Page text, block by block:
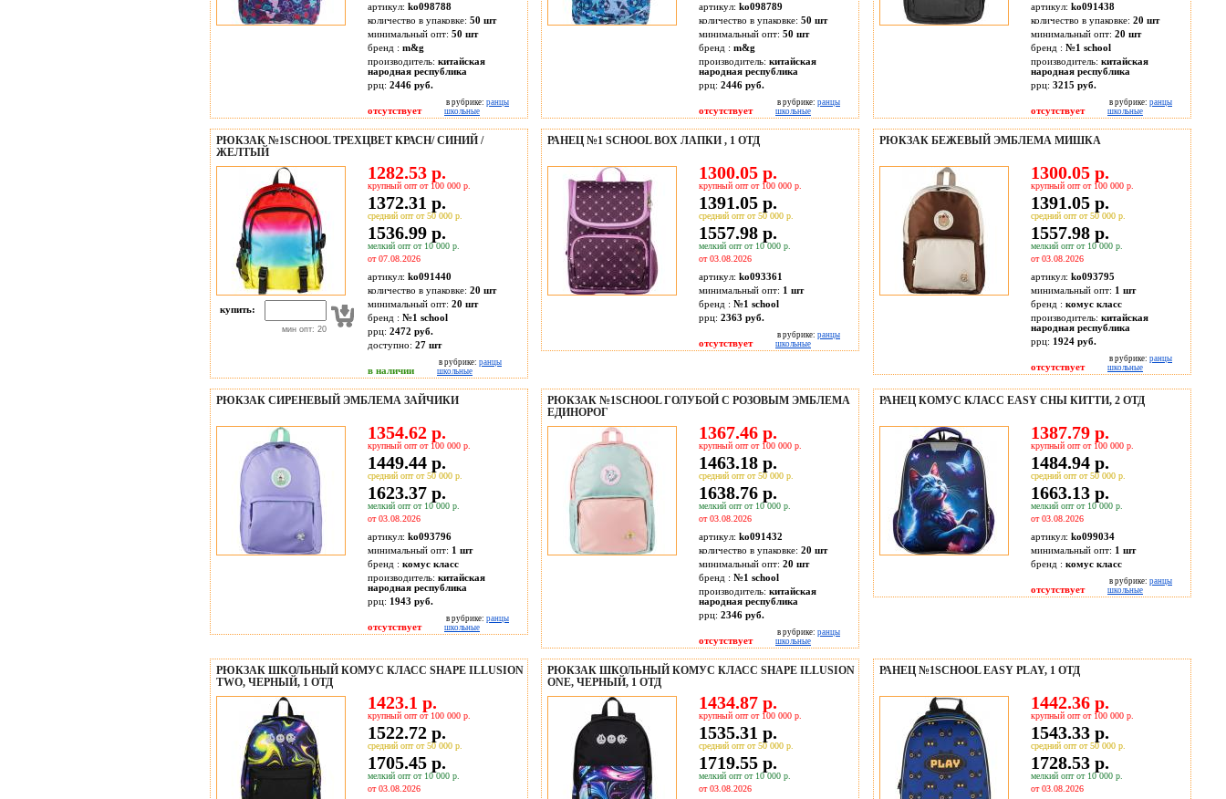
артикул: ko098788
количество в упаковке: 50 шт
минимальный опт: 50 шт
бренд : m&g
производитель: китайская
народная республика
ррц: 2446 руб.
отсутствует
в рубрике: ранцы
школьные
артикул: ko098789
количество в упаковке: 50 шт
минимальный опт: 50 шт
бренд : m&g
производитель: китайская
народная республика
ррц: 2446 руб.
отсутствует
в рубрике: ранцы
школьные
артикул: ko091438
количество в упаковке: 20 шт
минимальный опт: 20 шт
бренд : №1 school
производитель: китайская
народная республика
ррц: 3215 руб.
отсутствует
в рубрике: ранцы
школьные
РЮКЗАК №1SCHOOL ТРЕХЦВЕТ КРАСН/ СИНИЙ /
ЖЕЛТЫЙ
купить:
мин опт: 20
1282.53 р.
крупный опт от 100 000 р.
1372.31 р.
средний опт от 50 000 р.
1536.99 р.
мелкий опт от 10 000 р.
от 07.08.2026
артикул: ko091440
количество в упаковке: 20 шт
минимальный опт: 20 шт
бренд : №1 school
ррц: 2472 руб.
доступно: 27 шт
в наличии
в рубрике: ранцы
школьные
РАНЕЦ №1 SCHOOL ВOX ЛАПКИ , 1 ОТД
1300.05 р.
крупный опт от 100 000 р.
1391.05 р.
средний опт от 50 000 р.
1557.98 р.
мелкий опт от 10 000 р.
от 03.08.2026
артикул: ko093361
минимальный опт: 1 шт
бренд : №1 school
ррц: 2363 руб.
отсутствует
в рубрике: ранцы
школьные
РЮКЗАК БЕЖЕВЫЙ ЭМБЛЕМА МИШКА
1300.05 р.
крупный опт от 100 000 р.
1391.05 р.
средний опт от 50 000 р.
1557.98 р.
мелкий опт от 10 000 р.
от 03.08.2026
артикул: ko093795
минимальный опт: 1 шт
бренд : комус класс
производитель: китайская
народная республика
ррц: 1924 руб.
отсутствует
в рубрике: ранцы
школьные
РЮКЗАК СИРЕНЕВЫЙ ЭМБЛЕМА ЗАЙЧИКИ
1354.62 р.
крупный опт от 100 000 р.
1449.44 р.
средний опт от 50 000 р.
1623.37 р.
мелкий опт от 10 000 р.
от 03.08.2026
артикул: ko093796
минимальный опт: 1 шт
бренд : комус класс
производитель: китайская
народная республика
ррц: 1943 руб.
отсутствует
в рубрике: ранцы
школьные
РЮКЗАК №1SCHOOL ГОЛУБОЙ С РОЗОВЫМ ЭМБЛЕМА
ЕДИНОРОГ
1367.46 р.
крупный опт от 100 000 р.
1463.18 р.
средний опт от 50 000 р.
1638.76 р.
мелкий опт от 10 000 р.
от 03.08.2026
артикул: ko091432
количество в упаковке: 20 шт
минимальный опт: 20 шт
бренд : №1 school
производитель: китайская
народная республика
ррц: 2346 руб.
отсутствует
в рубрике: ранцы
школьные
РАНЕЦ КОМУС КЛАСС EASY СНЫ КИТТИ, 2 ОТД
1387.79 р.
крупный опт от 100 000 р.
1484.94 р.
средний опт от 50 000 р.
1663.13 р.
мелкий опт от 10 000 р.
от 03.08.2026
артикул: ko099034
минимальный опт: 1 шт
бренд : комус класс
отсутствует
в рубрике: ранцы
школьные
РЮКЗАК ШКОЛЬНЫЙ КОМУС КЛАСС SHAPE ILLUSION
TWO, ЧЕРНЫЙ, 1 ОТД
1423.1 р.
крупный опт от 100 000 р.
1522.72 р.
средний опт от 50 000 р.
1705.45 р.
мелкий опт от 10 000 р.
от 03.08.2026
РЮКЗАК ШКОЛЬНЫЙ КОМУС КЛАСС SHAPE ILLUSION
ONE, ЧЕРНЫЙ, 1 ОТД
1434.87 р.
крупный опт от 100 000 р.
1535.31 р.
средний опт от 50 000 р.
1719.55 р.
мелкий опт от 10 000 р.
от 03.08.2026
РАНЕЦ №1SCHOOL EASY PLAY, 1 ОТД
1442.36 р.
крупный опт от 100 000 р.
1543.33 р.
средний опт от 50 000 р.
1728.53 р.
мелкий опт от 10 000 р.
от 03.08.2026